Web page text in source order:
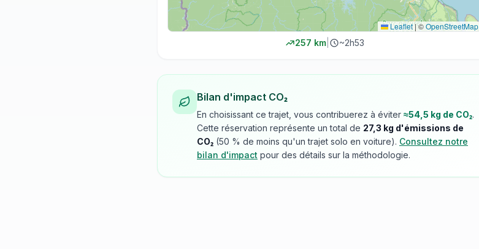
Leaflet|©OpenStreetMap
257 km| ~2h53
Bilan d'impact CO₂
En choisissant ce trajet, vous contribuerez à éviter ≈54,5 kg de CO₂.
Cette réservation représente un total de 27,3 kg d'émissions de
CO₂ (50 % de moins qu'un trajet solo en voiture). Consultez notre
bilan d'impact pour des détails sur la méthodologie.